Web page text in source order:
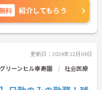
料 紹介してもらう
更新日：2024年12月04日
リーンヒル幸寿園
社会医療